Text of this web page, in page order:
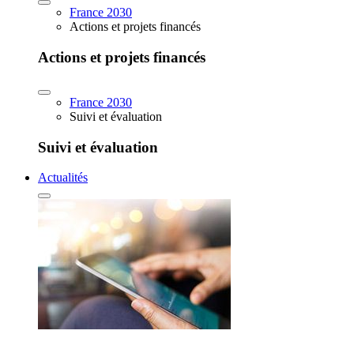
France 2030
Actions et projets financés
Actions et projets financés
France 2030
Suivi et évaluation
Suivi et évaluation
Actualités